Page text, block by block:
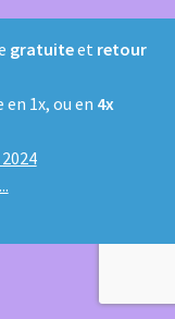
gratuiteet retour
1x, ou en 4x